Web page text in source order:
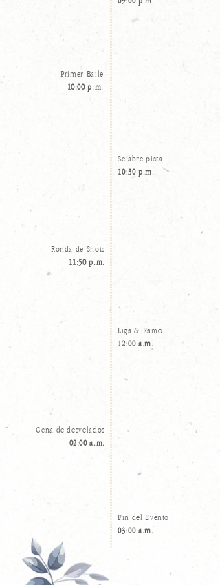
Primer Baile
10:00 p.m.
Se abre pista
10:30 p.m.
Ronda de Shots
11:50 p.m.
Liga & Ramo
12:00 a.m.
Cena de desvelados
02:00 a.m.
Fin del Evento
03:00 a.m.